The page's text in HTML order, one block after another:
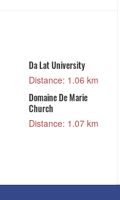
Da Lat University
Distance: 1.06 km
Domaine De Marie
Church
Distance: 1.07 km